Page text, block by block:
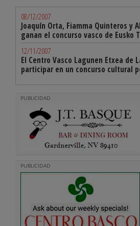
08/12/2007
Joaquín Orta, Fiamma Quinteros y
ganan el concurso vasco de Eusko
12/11/2007
El Centro Vasco Lagunen Etxea de
participar en un concurso cultural
PUBLICIDAD
PUBLICIDAD